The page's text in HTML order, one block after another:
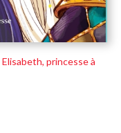
Elisabeth, princesse à